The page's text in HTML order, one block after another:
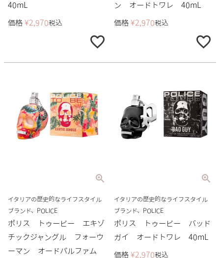
40mL
価格 ¥2,970税込
ン オードトワレ 40mL
価格 ¥2,970税込
イタリアの歴史的なライフスタイル
ブランド、POLICE
ポリス トゥービー エキゾ
チックジャングル フォーウ
ーマン オードパルファム
イタリアの歴史的なライフスタイル
ブランド、POLICE
ポリス トゥービー バッド
ガイ オードトワレ 40mL
価格 ¥2,970税込